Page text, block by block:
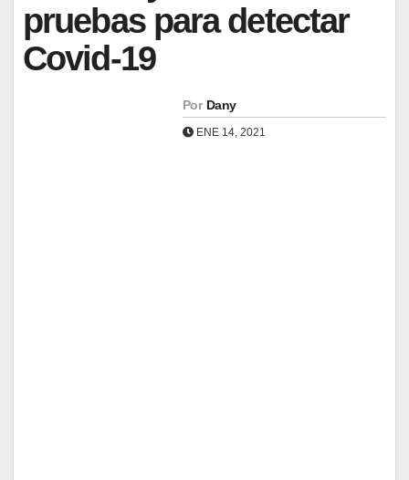
pruebas para detectar
Covid-19
Por Dany
ENE 14, 2021